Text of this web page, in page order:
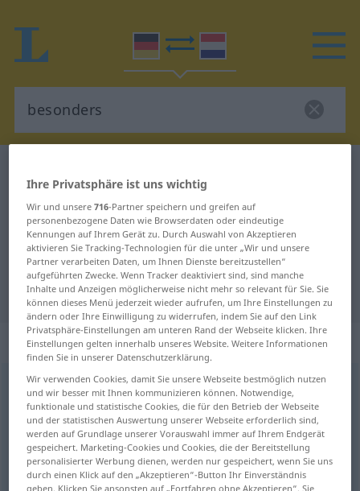
Deutsch-Niederländisch
Übersetzung für "besonders"
"besonders" Niederländisch
Übersetzung
„besonders“
besonders
Übersicht aller Übersetzungen
(Für mehr Details die Übersetzung anklicken/antippen)
bijzonder, in ’t bijzonder, vooral, afzonderlijk
Ihre Privatsphäre ist uns wichtig
Wir und unsere716-Partner speichern und greifen auf
personenbezogene Daten wie Browserdaten oder eindeutige
Kennungen auf Ihrem Gerät zu. Durch Auswahl von Akzeptieren
aktivieren Sie Tracking-Technologien für die unter „Wir und unsere
Partner verarbeiten Daten, um Ihnen Dienste bereitzustellen“
aufgeführten Zwecke. Wenn Tracker deaktiviert sind, sind manche
Inhalte und Anzeigen möglicherweise nicht mehr so relevant für Sie. Sie
können dieses Menü jederzeit wieder aufrufen, um Ihre Einstellungen zu
ändern oder Ihre Einwilligung zu widerrufen, indem Sie auf den Link
Privatsphäre-Einstellungen am unteren Rand der Webseite klicken. Ihre
Einstellungen gelten innerhalb unseres Website. Weitere Informationen
finden Sie in unserer Datenschutzerklärung.
Wir verwenden Cookies, damit Sie unsere Webseite bestmöglich nutzen
und wir besser mit Ihnen kommunizieren können. Notwendige,
funktionale und statistische Cookies, die für den Betrieb der Webseite
und der statistischen Auswertung unserer Webseite erforderlich sind,
werden auf Grundlage unserer Vorauswahl immer auf Ihrem Endgerät
gespeichert. Marketing-Cookies und Cookies, die der Bereitstellung
personalisierter Werbung dienen, werden nur gespeichert, wenn Sie uns
durch einen Klick auf den „Akzeptieren“-Button Ihr Einverständnis
geben. Klicken Sie ansonsten auf „Fortfahren ohne Akzeptieren“. Sie